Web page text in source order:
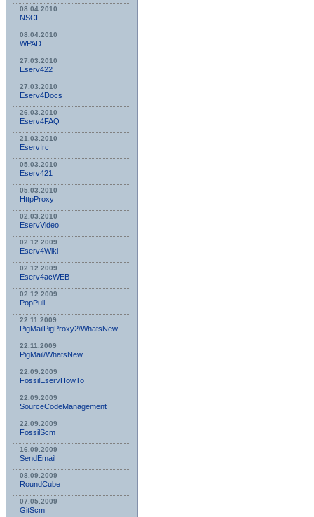
08.04.2010
NSСI
08.04.2010
WPAD
27.03.2010
Eserv422
27.03.2010
Eserv4Docs
26.03.2010
Eserv4FAQ
21.03.2010
EservIrc
05.03.2010
Eserv421
05.03.2010
HttpProxy
02.03.2010
EservVideo
02.12.2009
Eserv4Wiki
02.12.2009
Eserv4acWEB
02.12.2009
PopPull
22.11.2009
PigMailPigProxy2/WhatsNew
22.11.2009
PigMail/WhatsNew
22.09.2009
FossilEservHowTo
22.09.2009
SourceCodeManagement
22.09.2009
FossilScm
16.09.2009
SendEmail
08.09.2009
RoundCube
07.05.2009
GitScm